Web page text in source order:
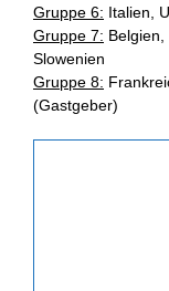
Gruppe 6: Italien,
Gruppe 7:
Slowenien
Gruppe 8:
(Gastgeber)